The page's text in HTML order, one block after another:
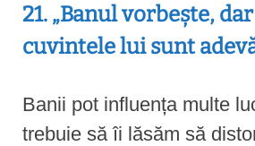
21. „Banul vorbește,
cuvintele lui sunt
Banii pot influența multe
trebuie să îi lăsăm să